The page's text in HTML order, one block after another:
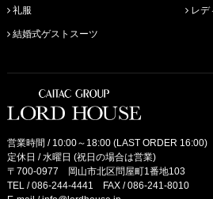
礼服
結婚式ゲストスーツ
レデ
営業時間 / 10:00～18:00 (LAST ORDER 16:00)
定休日 / 水曜日 (祝日の場合は営業)
〒700-0977 岡山市北区問屋町1番地103
TEL /086-244-4441 FAX / 086-241-8010